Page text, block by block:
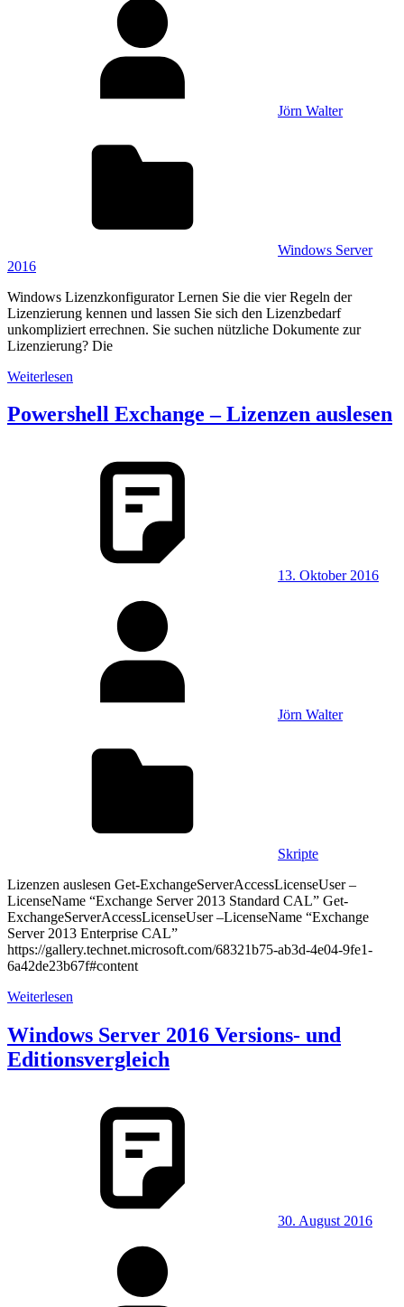
Jörn Walter
Windows Server
2016
Windows Lizenzkonfigurator Lernen Sie die vier Regeln der
Lizenzierung kennen und lassen Sie sich den Lizenzbedarf
unkompliziert errechnen. Sie suchen nützliche Dokumente zur
Lizenzierung? Die
Weiterlesen
Powershell Exchange – Lizenzen auslesen
13. Oktober 2016
Jörn Walter
Skripte
Lizenzen auslesen Get-ExchangeServerAccessLicenseUser –
LicenseName “Exchange Server 2013 Standard CAL” Get-
ExchangeServerAccessLicenseUser –LicenseName “Exchange
Server 2013 Enterprise CAL”
https://gallery.technet.microsoft.com/68321b75-ab3d-4e04-9fe1-
6a42de23b67f#content
Weiterlesen
Windows Server 2016 Versions- und
Editionsvergleich
30. August 2016